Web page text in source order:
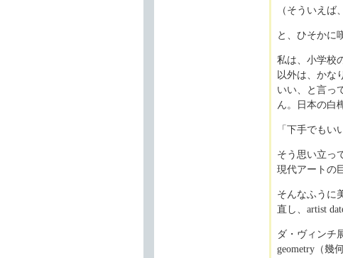
（そういえ
と、ひそかに
私は、小学校
以外は、かな
いい、と言っ
ん。日本の白
「下手でもい
そう思い立っ
現代アートの
そんなふうに
直し、artist
ダ・ヴィンチ
geometry（幾